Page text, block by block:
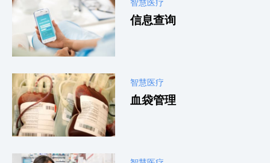
信息查询
智慧医疗
血袋管理